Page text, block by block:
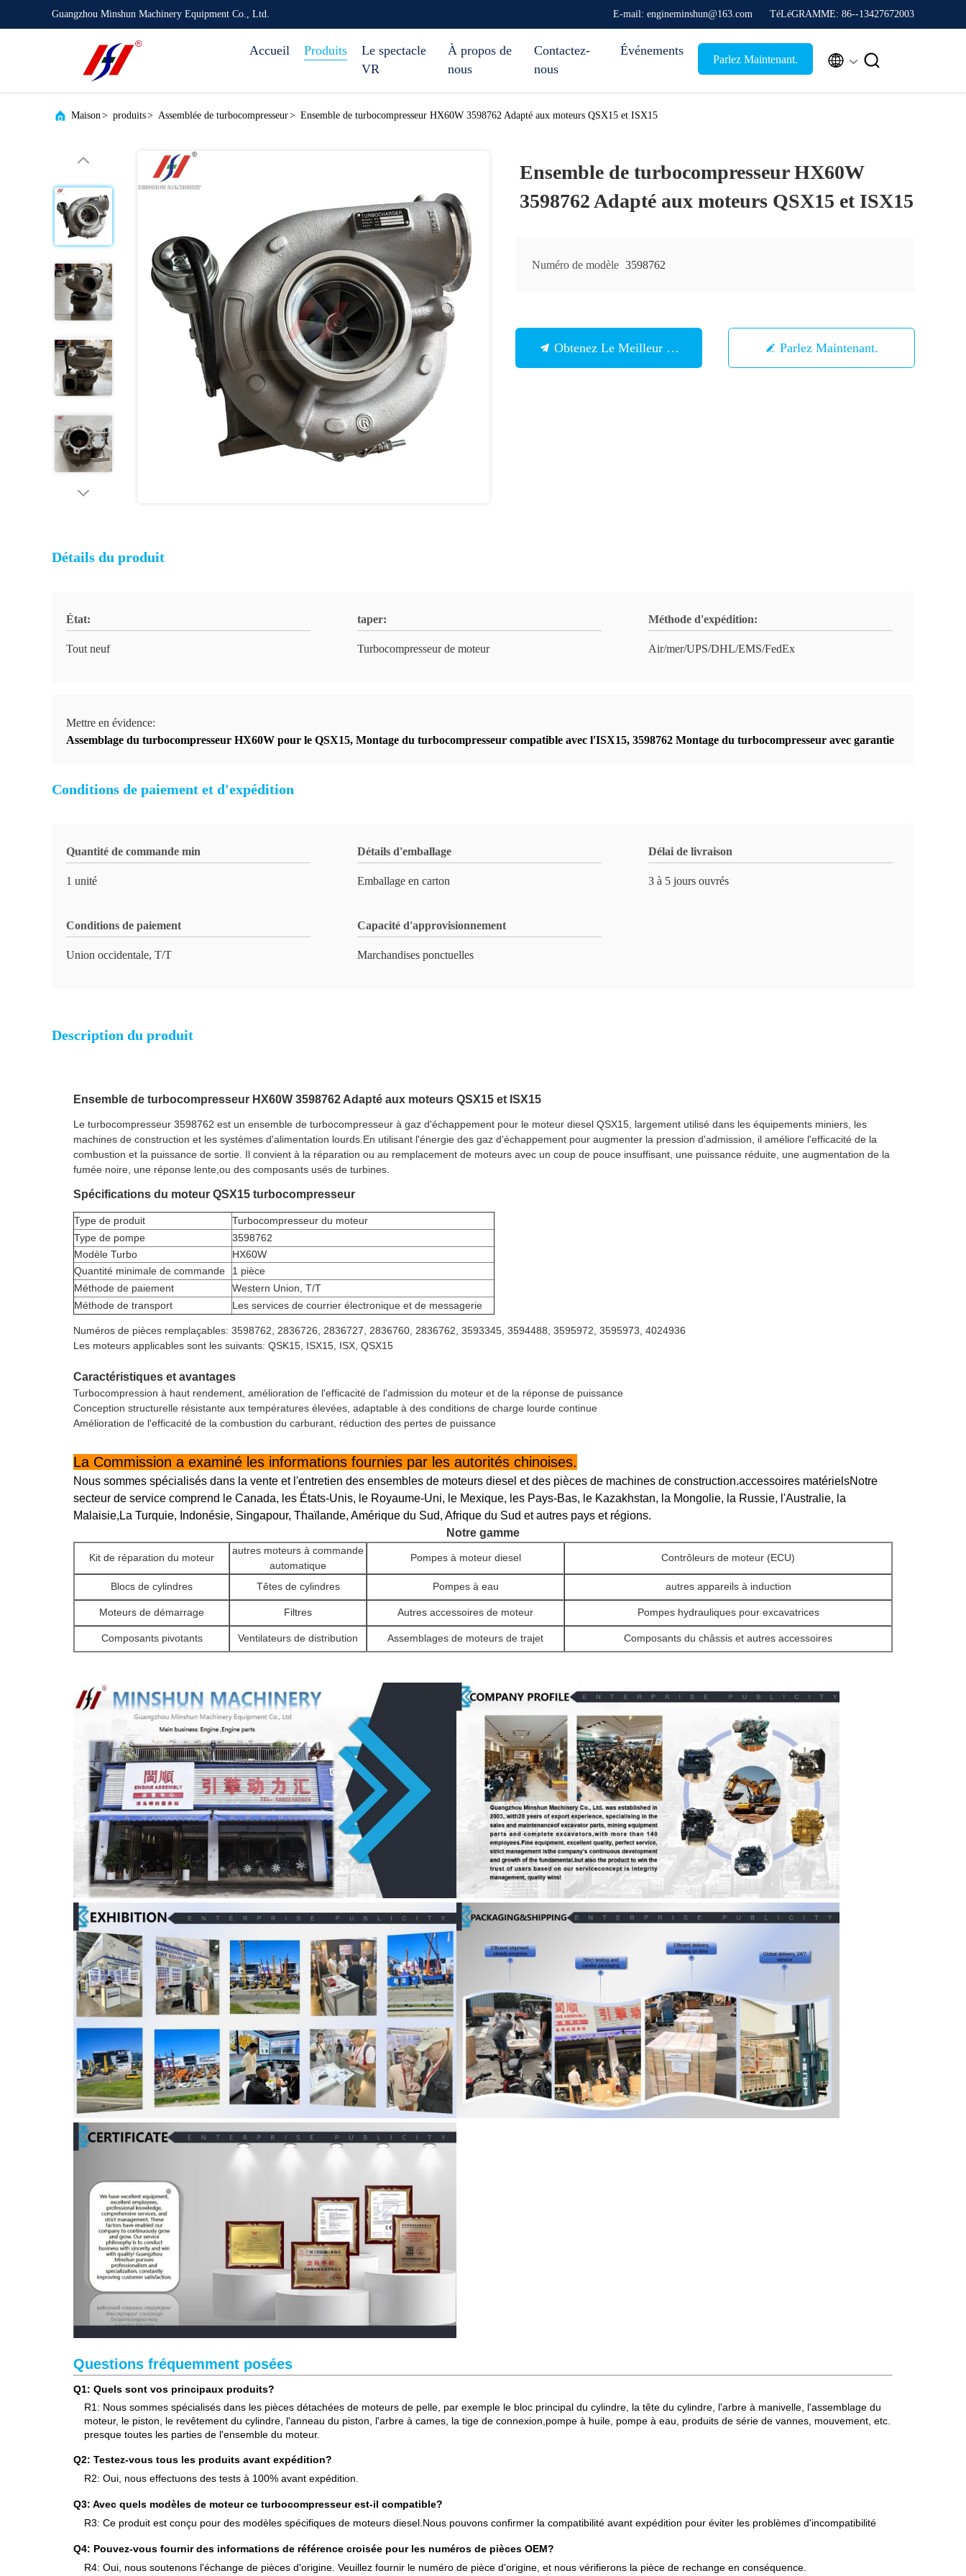
Guangzhou Minshun Machinery Equipment Co., Ltd. E-mail: engineminshun@163.com TéLéGRAMME: 86--13427672003
Accueil Produits
Le spectacle
VR
À propos de
nous
Contactez-
nous
Événements
Parlez Maintenant.  
Maison> produits> Assemblée de turbocompresseur> Ensemble de turbocompresseur HX60W 3598762 Adapté aux moteurs QSX15 et ISX15
Ensemble de turbocompresseur HX60W
3598762 Adapté aux moteurs QSX15 et ISX15
Numéro de modèle 3598762
Obtenez Le Meilleur Prix Parlez Maintenant.
Détails du produit
État:
Tout neuf
taper:
Turbocompresseur de moteur
Méthode d'expédition:
Air/mer/UPS/DHL/EMS/FedEx
Mettre en évidence:
Assemblage du turbocompresseur HX60W pour le QSX15, Montage du turbocompresseur compatible avec l'ISX15, 3598762 Montage du turbocompresseur avec garantie
Conditions de paiement et d'expédition
Quantité de commande min
1 unité
Détails d'emballage
Emballage en carton
Délai de livraison
3 à 5 jours ouvrés
Conditions de paiement
Union occidentale, T/T
Capacité d'approvisionnement
Marchandises ponctuelles
Description du produit
Ensemble de turbocompresseur HX60W 3598762 Adapté aux moteurs QSX15 et ISX15
Le turbocompresseur 3598762 est un ensemble de turbocompresseur à gaz d'échappement pour le moteur diesel QSX15, largement utilisé dans les équipements miniers, les
machines de construction et les systèmes d'alimentation lourds.En utilisant l'énergie des gaz d'échappement pour augmenter la pression d'admission, il améliore l'efficacité de la
combustion et la puissance de sortie. Il convient à la réparation ou au remplacement de moteurs avec un coup de pouce insuffisant, une puissance réduite, une augmentation de la
fumée noire, une réponse lente,ou des composants usés de turbines.
Spécifications du moteur QSX15 turbocompresseur
Type de produit
Turbocompresseur du moteur
Type de pompe
3598762
Modèle Turbo
HX60W
Quantité minimale de commande
1 pièce
Méthode de paiement
Western Union, T/T
Méthode de transport
Les services de courrier électronique et de messagerie
Numéros de pièces remplaçables: 3598762, 2836726, 2836727, 2836760, 2836762, 3593345, 3594488, 3595972, 3595973, 4024936
Les moteurs applicables sont les suivants: QSK15, ISX15, ISX, QSX15
Caractéristiques et avantages
Turbocompression à haut rendement, amélioration de l'efficacité de l'admission du moteur et de la réponse de puissance
Conception structurelle résistante aux températures élevées, adaptable à des conditions de charge lourde continue
Amélioration de l'efficacité de la combustion du carburant, réduction des pertes de puissance
La Commission a examiné les informations fournies par les autorités chinoises.
Nous sommes spécialisés dans la vente et l'entretien des ensembles de moteurs diesel et des pièces de machines de construction.accessoires matérielsNotre
secteur de service comprend le Canada, les États-Unis, le Royaume-Uni, le Mexique, les Pays-Bas, le Kazakhstan, la Mongolie, la Russie, l'Australie, la
Malaisie,La Turquie, Indonésie, Singapour, Thaïlande, Amérique du Sud, Afrique du Sud et autres pays et régions.
Notre gamme
Kit de réparation du moteur
autres moteurs à commande
automatique
Pompes à moteur diesel Contrôleurs de moteur (ECU)
Blocs de cylindres Têtes de cylindres Pompes à eau autres appareils à induction
Moteurs de démarrage Filtres Autres accessoires de moteur Pompes hydrauliques pour excavatrices
Composants pivotants Ventilateurs de distribution Assemblages de moteurs de trajet Composants du châssis et autres accessoires
Questions fréquemment posées
Q1: Quels sont vos principaux produits?
R1: Nous sommes spécialisés dans les pièces détachées de moteurs de pelle, par exemple le bloc principal du cylindre, la tête du cylindre, l'arbre à manivelle, l'assemblage du
moteur, le piston, le revêtement du cylindre, l'anneau du piston, l'arbre à cames, la tige de connexion,pompe à huile, pompe à eau, produits de série de vannes, mouvement, etc.
presque toutes les parties de l'ensemble du moteur.
Q2: Testez-vous tous les produits avant expédition?
R2: Oui, nous effectuons des tests à 100% avant expédition.
Q3: Avec quels modèles de moteur ce turbocompresseur est-il compatible?
R3: Ce produit est conçu pour des modèles spécifiques de moteurs diesel.Nous pouvons confirmer la compatibilité avant expédition pour éviter les problèmes d'incompatibilité
Q4: Pouvez-vous fournir des informations de référence croisée pour les numéros de pièces OEM?
R4: Oui, nous soutenons l'échange de pièces d'origine. Veuillez fournir le numéro de pièce d'origine, et nous vérifierons la pièce de rechange en conséquence.